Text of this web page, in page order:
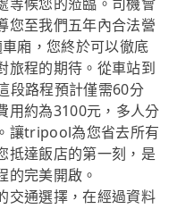
等候您的蒞臨。司機會
您至我們五年內合法營
廂，您終於可以徹底
旅程的期待。從車站到
段路程預計僅需60分
用約為3100元，多人分
讓tripool為您省去所有
抵達飯店的第一刻，是
的完美開啟。
交通選擇，在經過資料